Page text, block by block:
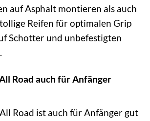
auf Asphalt montieren als auch
Reifen für optimalen Grip
Schotter und unbefestigten
Road auch für Anfänger
Road ist auch für Anfänger gut